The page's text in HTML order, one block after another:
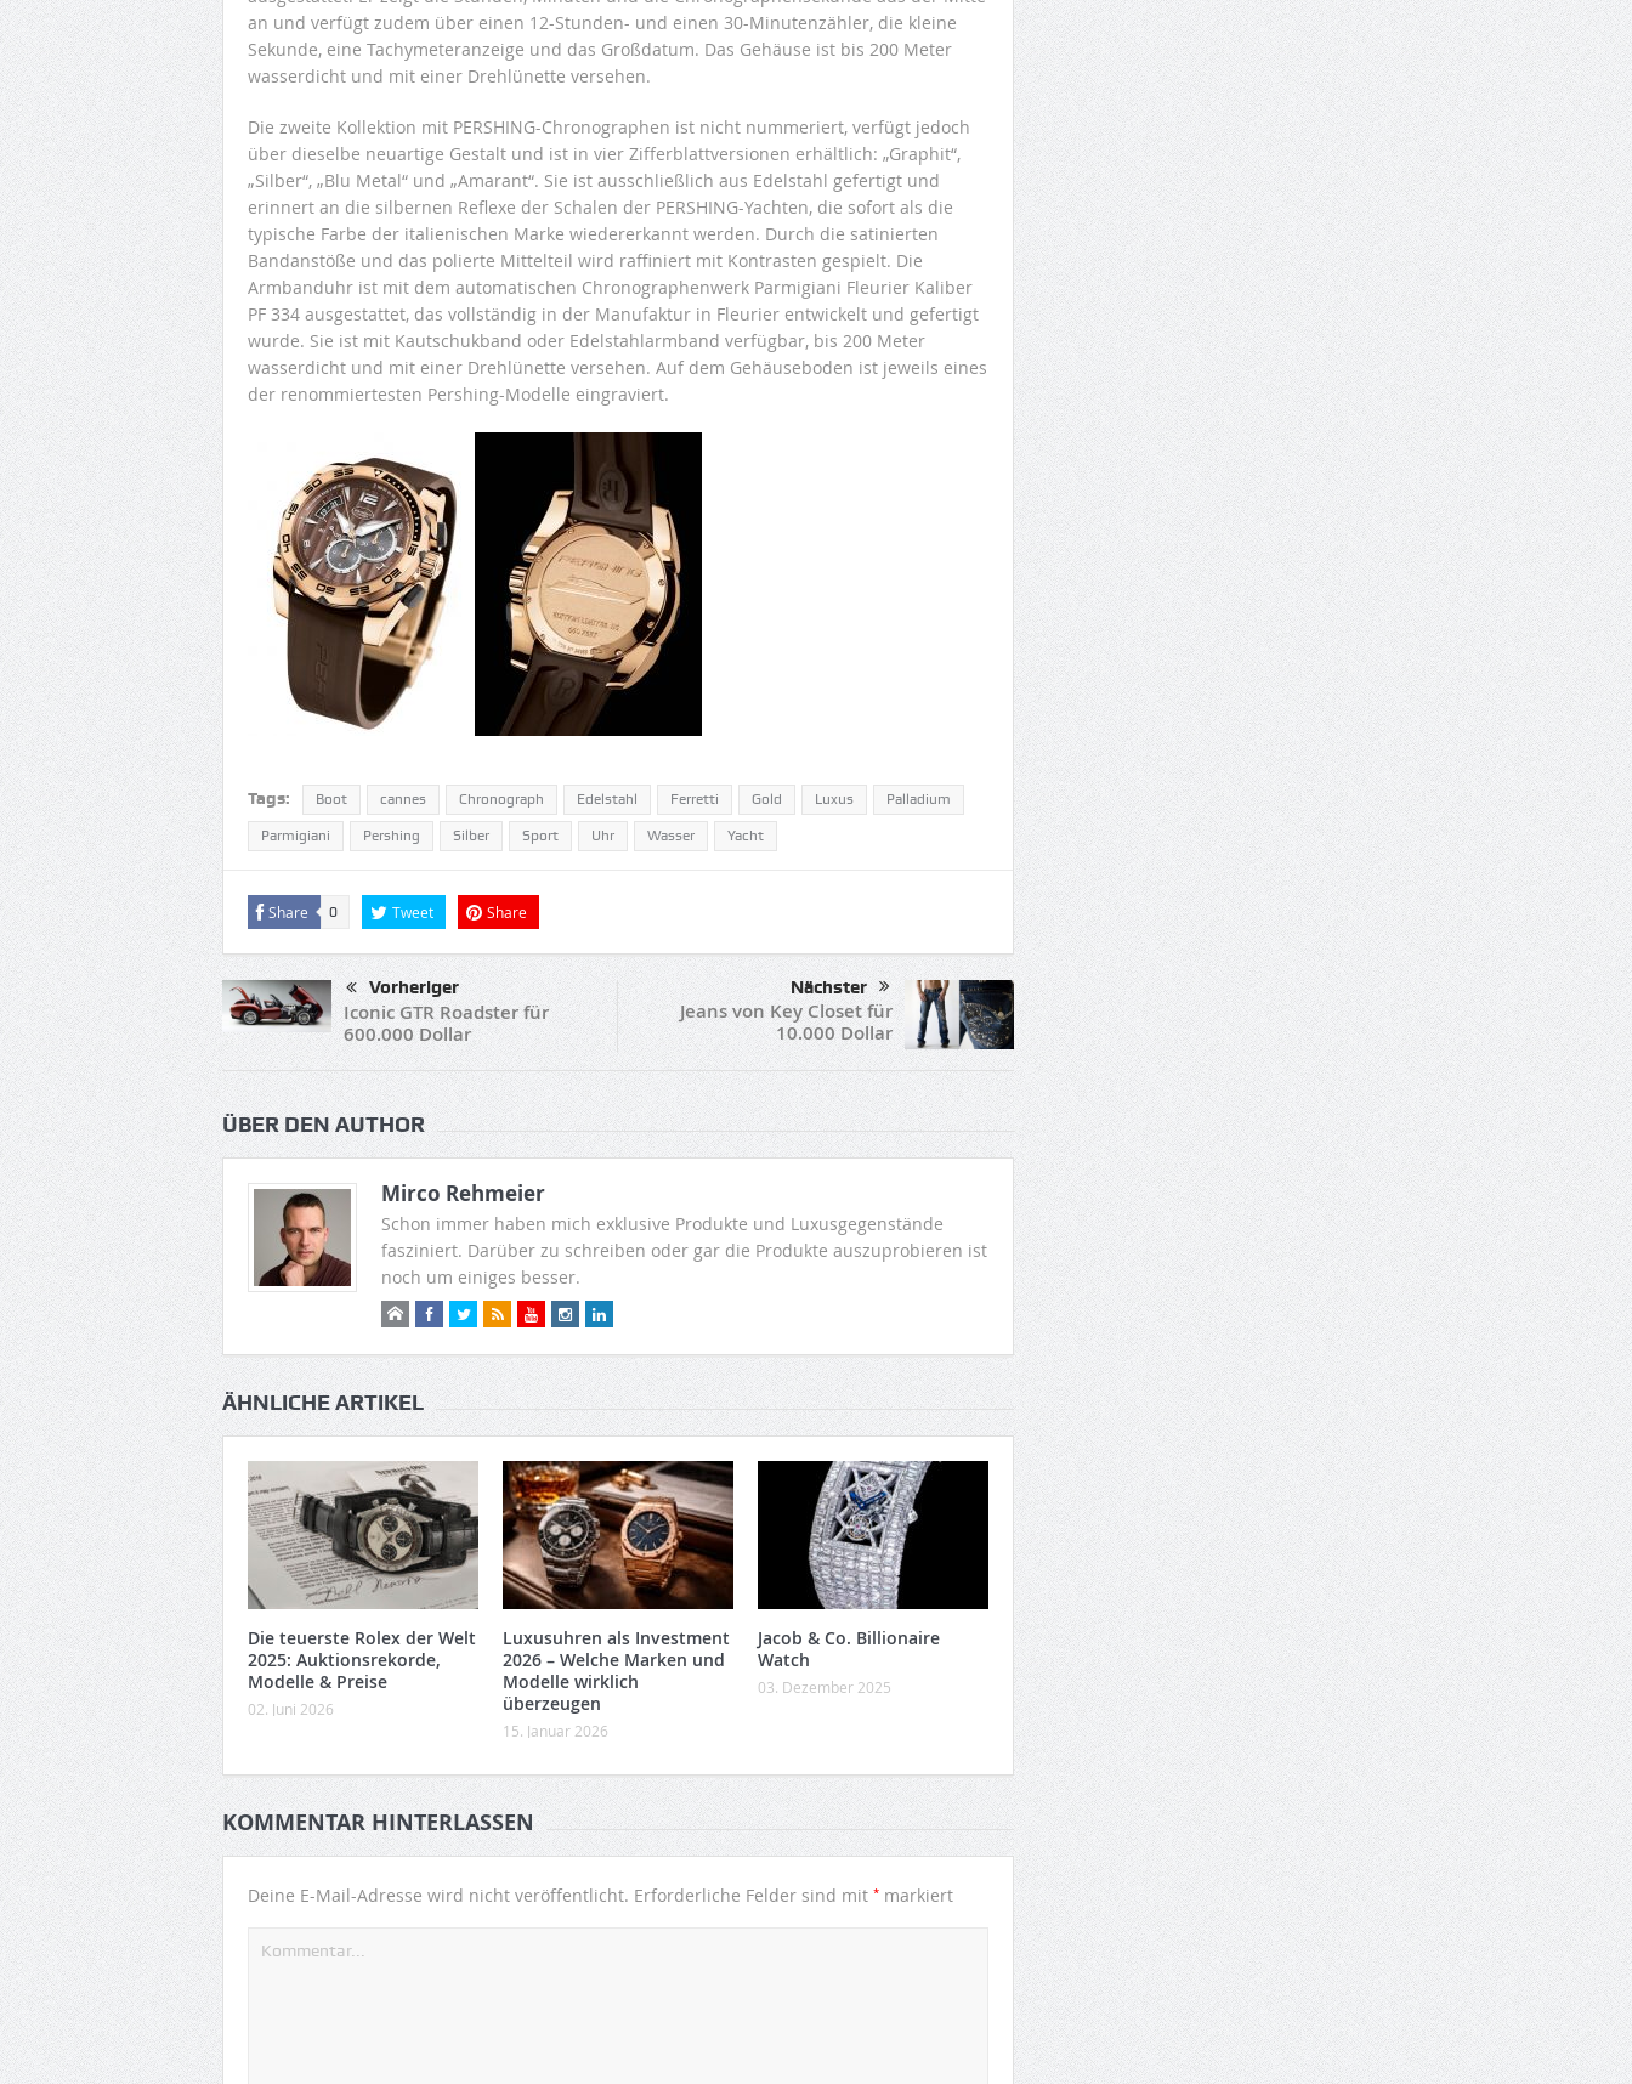
an und verfügt zudem über einen 12-Stunden- und einen 30-Minutenzähler, die kleine
Sekunde, eine Tachymeteranzeige und das Großdatum. Das Gehäuse ist bis 200 Meter
wasserdicht und mit einer Drehlünette versehen.
Die zweite Kollektion mit PERSHING-Chronographen ist nicht nummeriert, verfügt jedoch
über dieselbe neuartige Gestalt und ist in vier Zifferblattversionen erhältlich: „Graphit“,
„Silber“, „Blu Metal“ und „Amarant“. Sie ist ausschließlich aus Edelstahl gefertigt und
erinnert an die silbernen Reflexe der Schalen der PERSHING-Yachten, die sofort als die
typische Farbe der italienischen Marke wiedererkannt werden. Durch die satinierten
Bandanstöße und das polierte Mittelteil wird raffiniert mit Kontrasten gespielt. Die
Armbanduhr ist mit dem automatischen Chronographenwerk Parmigiani Fleurier Kaliber
PF 334 ausgestattet, das vollständig in der Manufaktur in Fleurier entwickelt und gefertigt
wurde. Sie ist mit Kautschukband oder Edelstahlarmband verfügbar, bis 200 Meter
wasserdicht und mit einer Drehlünette versehen. Auf dem Gehäuseboden ist jeweils eines
der renommiertesten Pershing-Modelle eingraviert.
Tags: Boot cannes Chronograph Edelstahl Ferretti Gold Luxus Palladium
Parmigiani Pershing Silber Sport Uhr Wasser Yacht
Share 0 Tweet Share
Vorheriger
Iconic GTR Roadster für
600.000 Dollar
Nächster
Jeans von Key Closet für
10.000 Dollar
ÜBER DEN AUTHOR
Mirco Rehmeier
Schon immer haben mich exklusive Produkte und Luxusgegenstände
fasziniert. Darüber zu schreiben oder gar die Produkte auszuprobieren ist
noch um einiges besser.
ÄHNLICHE ARTIKEL
Die teuerste Rolex der Welt
2025: Auktionsrekorde,
Modelle & Preise
02. Juni 2026
Luxusuhren als Investment
2026 – Welche Marken und
Modelle wirklich
überzeugen
15. Januar 2026
Jacob & Co. Billionaire
Watch
03. Dezember 2025
KOMMENTAR HINTERLASSEN
Deine E-Mail-Adresse wird nicht veröffentlicht. Erforderliche Felder sind mit * markiert